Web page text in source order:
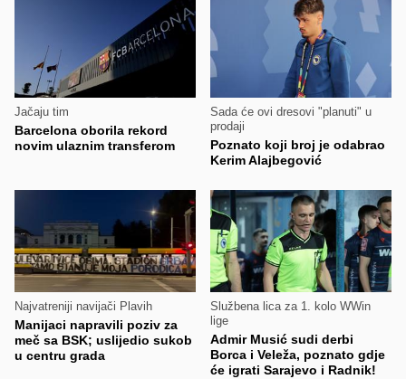
Jačaju tim
Barcelona oborila rekord
novim ulaznim transferom
Sada će ovi dresovi "planuti" u
prodaji
Poznato koji broj je odabrao
Kerim Alajbegović
Najvatreniji navijači Plavih
Manijaci napravili poziv za
meč sa BSK; uslijedio sukob
u centru grada
Službena lica za 1. kolo WWin
lige
Admir Musić sudi derbi
Borca i Veleža, poznato gdje
će igrati Sarajevo i Radnik!